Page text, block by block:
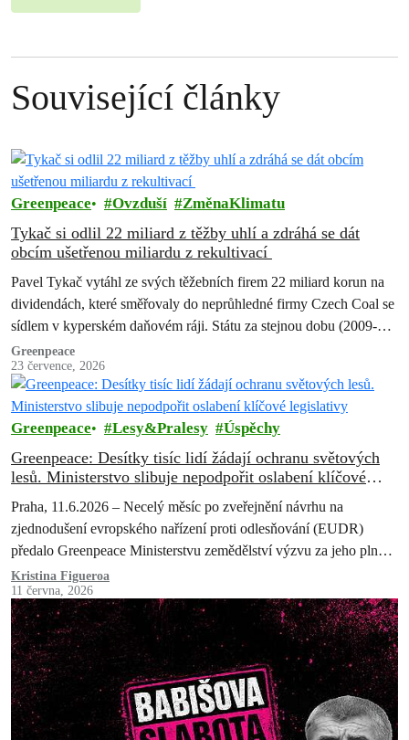
Související články
Greenpeace Ovzduší ZměnaKlimatu
Tykač si odlil 22 miliard z těžby uhlí a zdráhá se dát
obcím ušetřenou miliardu z rekultivací
Pavel Tykač vytáhl ze svých těžebních firem 22 miliard korun na
dividendách, které směřovaly do neprůhledné firmy Czech Coal se
sídlem v kyperském daňovém ráji. Státu za stejnou dobu (2009-
2017)…
Greenpeace
23 července, 2026
Greenpeace Lesy&Pralesy Úspěchy
Greenpeace: Desítky tisíc lidí žádají ochranu světových
lesů. Ministerstvo slibuje nepodpořit oslabení klíčové
Praha, 11.6.2026 – Necelý měsíc po zveřejnění návrhu na
zjednodušení evropského nařízení proti odlesňování (EUDR)
předalo Greenpeace Ministerstvu zemědělství výzvu za jeho plné a
důsledné zavedení. Pod požadavek na ochranu pralesů a proti
dalšímu oslabování či odkládání nařízení se podepsalo 32 878
Čechů.
Kristina Figueroa
11 června, 2026